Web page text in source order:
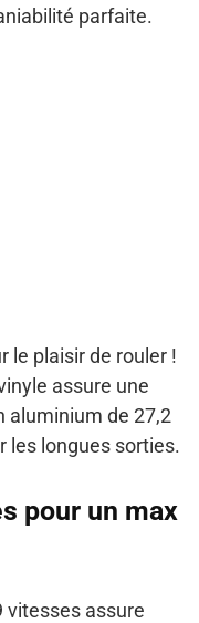
parfaite.
le plaisir de rouler !
assure une
aluminium de 27,2
les longues sorties.
pour un max
vitesses assure